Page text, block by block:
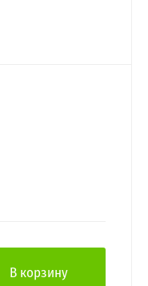
В корзину